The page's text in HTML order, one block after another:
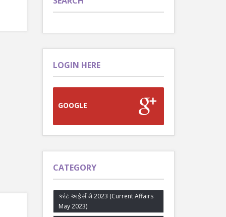
LOGIN HERE
GOOGLE
CATEGORY
કરંટ અફેર્સ મે 2023 (Current Affairs
May 2023)